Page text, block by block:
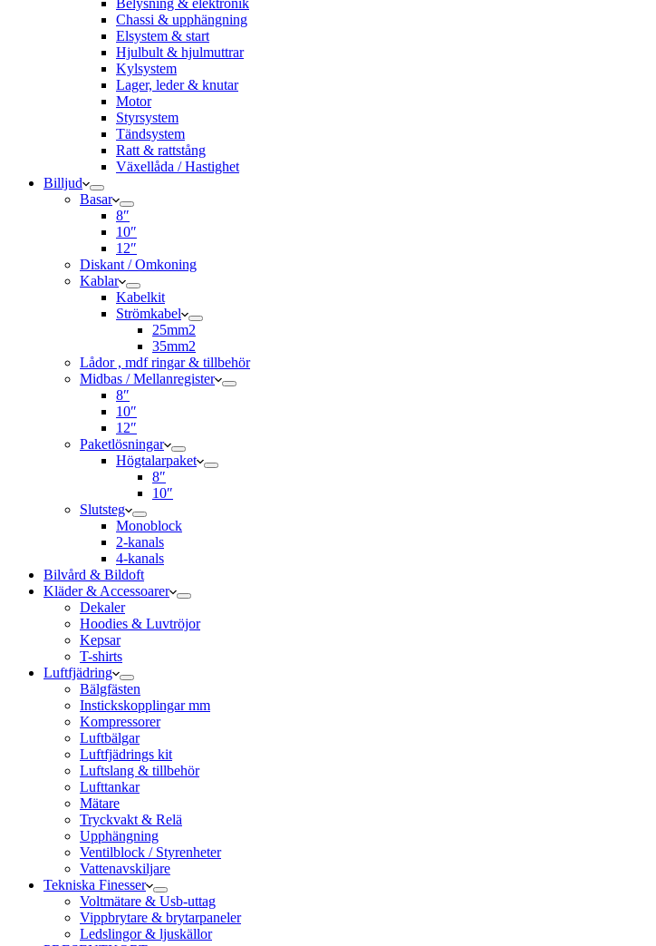
Belysning & elektronik
Chassi & upphängning
Elsystem & start
Hjulbult & hjulmuttrar
Kylsystem
Lager, leder & knutar
Motor
Styrsystem
Tändsystem
Ratt & rattstång
Växellåda / Hastighet
Billjud
Basar
8″
10″
12″
Diskant / Omkoning​
Kablar
Kabelkit
Strömkabel
25mm2
35mm2
Lådor , mdf ringar & tillbehör
Midbas / Mellanregister
8″
10″
12″
Paketlösningar
Högtalarpaket
8″
10″
Slutsteg
Monoblock
2-kanals
4-kanals
Bilvård & Bildoft
Kläder & Accessoarer
Dekaler
Hoodies & Luvtröjor
Kepsar
T-shirts
Luftfjädring
Bälgfästen
Instickskopplingar mm
Kompressorer
Luftbälgar
Luftfjädrings kit
Luftslang & tillbehör
Lufttankar
Mätare
Tryckvakt & Relä
Upphängning
Ventilblock / Styrenheter
Vattenavskiljare
Tekniska Finesser
Voltmätare & Usb-uttag
Vippbrytare & brytarpaneler
Ledslingor & ljuskällor